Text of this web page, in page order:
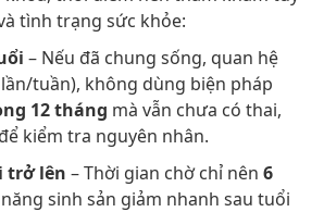
tình trạng sức khỏe:
– Nếu đã chung sống, quan hệ
tuần), không dùng biện pháp
12 tháng mà vẫn chưa có thai,
kiểm tra nguyên nhân.
trở lên – Thời gian chờ chỉ nên 6
sinh sản giảm nhanh sau tuổi